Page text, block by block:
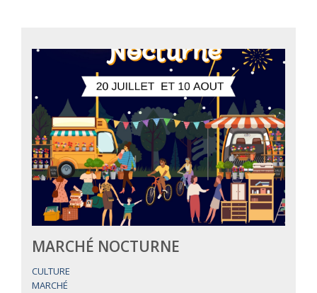
MARCHÉ NOCTURNE
CULTURE
MARCHÉ